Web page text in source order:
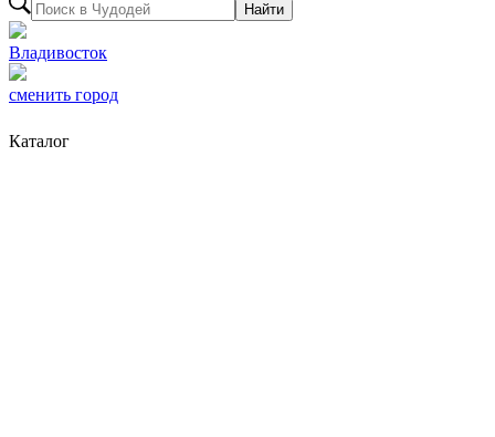
Найти
Владивосток
сменить город
Каталог